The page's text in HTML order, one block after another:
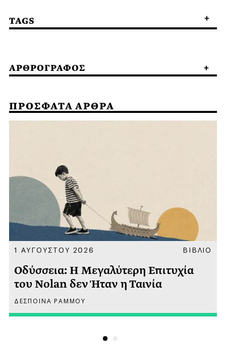
TAGS
ΑΡΘΡΟΓΡΑΦΟΣ
ΠΡΟΣΦΑΤΑ ΑΡΘΡΑ
1 ΑΥΓΟΥΣΤΟΥ 2026 ΒΙΒΛΙΟ
Οδύσσεια: Η Μεγαλύτερη Επιτυχία
του Nolan δεν Ήταν η Ταινία
ΔΕΣΠΟΙΝΑ ΡΑΜΜΟΥ